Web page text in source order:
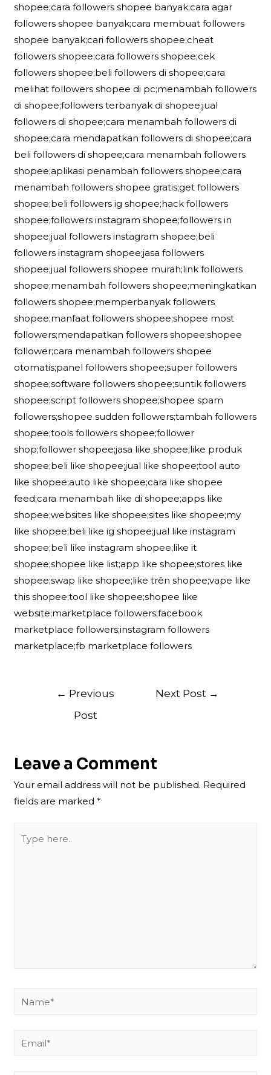
shopee;cara followers shopee banyak;cara agar
followers shopee banyak;cara membuat followers
shopee banyak;cari followers shopee;cheat
followers shopee;cara followers shopee;cek
followers shopee;beli followers di shopee;cara
melihat followers shopee di pc;menambah followers
di shopee;followers terbanyak di shopee;jual
followers di shopee;cara menambah followers di
shopee;cara mendapatkan followers di shopee;cara
beli followers di shopee;cara menambah followers
shopee;aplikasi penambah followers shopee;cara
menambah followers shopee gratis;get followers
shopee;beli followers ig shopee;hack followers
shopee;followers instagram shopee;followers in
shopee;jual followers instagram shopee;beli
followers instagram shopee;jasa followers
shopee;jual followers shopee murah;link followers
shopee;menambah followers shopee;meningkatkan
followers shopee;memperbanyak followers
shopee;manfaat followers shopee;shopee most
followers;mendapatkan followers shopee;shopee
follower;cara menambah followers shopee
otomatis;panel followers shopee;super followers
shopee;software followers shopee;suntik followers
shopee;script followers shopee;shopee spam
followers;shopee sudden followers;tambah followers
shopee;tools followers shopee;follower
shop;follower shopee;jasa like shopee;like produk
shopee;beli like shopee;jual like shopee;tool auto
like shopee;auto like shopee;cara like shopee
feed;cara menambah like di shopee;apps like
shopee;websites like shopee;sites like shopee;my
like shopee;beli like ig shopee;jual like instagram
shopee;beli like instagram shopee;like it
shopee;shopee like list;app like shopee;stores like
shopee;swap like shopee;like trên shopee;vape like
this shopee;tool like shopee;shopee like
website;marketplace followers;facebook
marketplace followers;instagram followers
marketplace;fb marketplace followers
Post
navigation
← Previous
Post
Next Post →
Leave a Comment
Your email address will not be published. Required
fields are marked*
here..
Name*
Email*